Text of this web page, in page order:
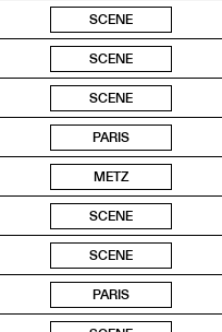
SCENE
SCENE
SCENE
PARIS
METZ
SCENE
SCENE
PARIS